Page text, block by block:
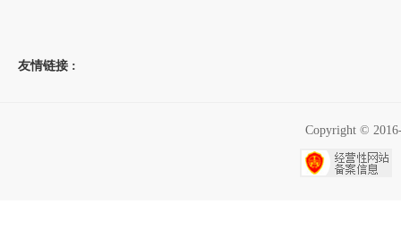
友情链接 :
Copyright ©